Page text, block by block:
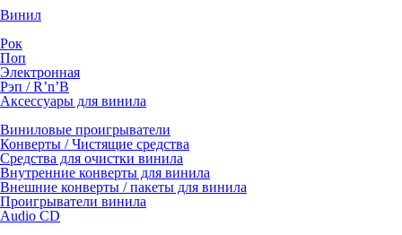
Винил
Рок
Поп
Электронная
Рэп / R’n’B
Аксессуары для винила
Виниловые проигрыватели
Конверты / Чистящие средства
Средства для очистки винила
Внутренние конверты для винила
Внешние конверты / пакеты для винила
Проигрыватели винила
Audio CD